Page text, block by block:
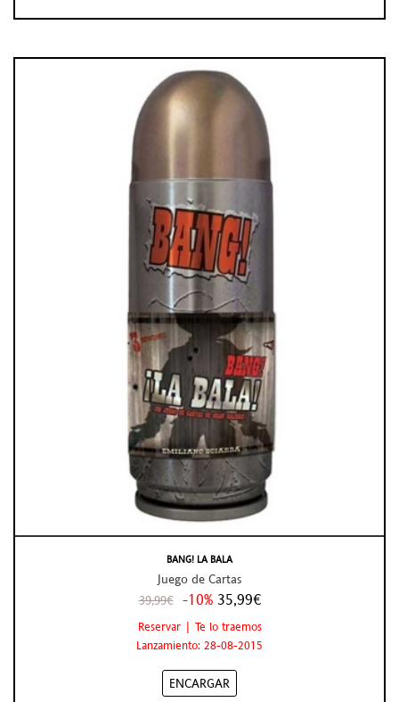
BANG! LA BALA
Juego de Cartas
39,99€ -10% 35,99€
Reservar | Te lo traemos
Lanzamiento: 28-08-2015
ENCARGAR